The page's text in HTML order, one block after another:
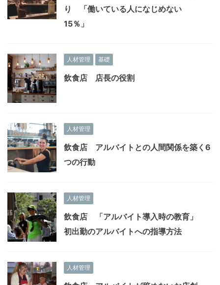
り 「働いている人になじめない
15％」
人材管理 基礎
飲食店 店長の役割
人材管理
飲食店 アルバイトとの人間関係を築く6
つの行動
人材管理
飲食店 「アルバイト導入時の教育」
初出勤のアルバイトへの指導方法
人材管理